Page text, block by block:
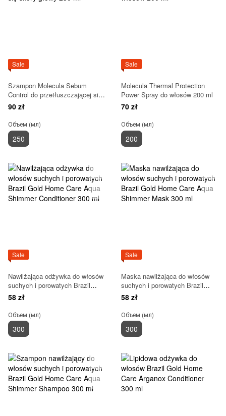
Sale
Szampon Molecula Sebum
Control do przetłuszczającej się
skóry głowy 250 ml
90 zł
Объем (мл)
250
Sale
Molecula Thermal Protection
Power Spray do włosów 200 ml
70 zł
Объем (мл)
200
Sale
Nawilżająca odżywka do włosów
suchych i porowatych Brazil
Gold Home Care Aqua Shimmer
Conditioner 300 ml
58 zł
Объем (мл)
300
Sale
Maska nawilżająca do włosów
suchych i porowatych Brazil
Gold Home Care Aqua Shimmer
Mask 300 ml
58 zł
Объем (мл)
300